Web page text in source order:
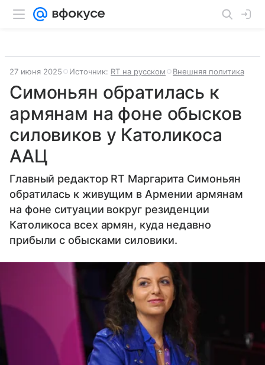
27 июня 2025 Источник: RT на русском Внешняя политика
Симоньян обратилась к
армянам на фоне обысков
силовиков у Католикоса
ААЦ
Главный редактор RT Маргарита Симоньян
обратилась к живущим в Армении армянам
на фоне ситуации вокруг резиденции
Католикоса всех армян, куда недавно
прибыли с обысками силовики.